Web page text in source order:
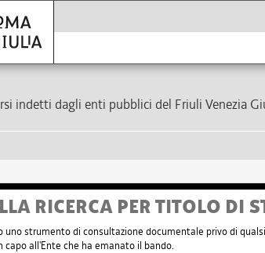
indetti dagli enti pubblici del Friuli Venezia
RICERCA PER TITOLO DI
strumento di consultazione documentale privo di
all'Ente che ha emanato il bando.